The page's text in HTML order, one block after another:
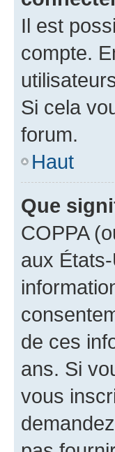
Il est
compte.
Si cela
forum.
Haut
Que
COPPA
aux
de ces
ans. Si
vous